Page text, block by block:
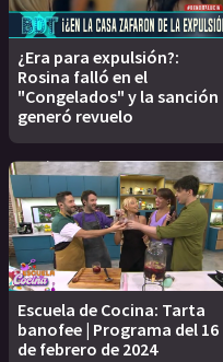
¿Era para expulsión?:
Rosina falló en el
"Congelados" y la sanción
generó revuelo
Escuela de Cocina: Tarta
banofee | Programa del 16
de febrero de 2024